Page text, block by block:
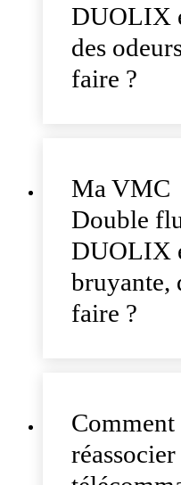
DUOLIX
des
faire ?
Ma VMC
Double
DUOLIX
bruyante,
faire ?
Comment
réassocier